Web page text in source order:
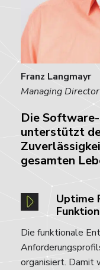
Franz Langmayr
Managing
Die
unterstützt
gesamten
Uptime
Die funktionale
organisiert. Damit